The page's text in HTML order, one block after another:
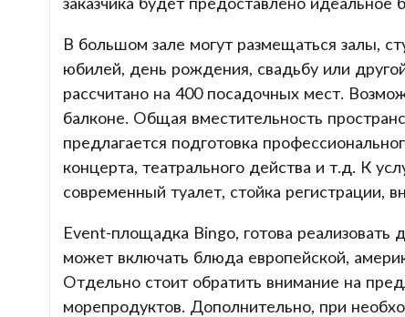
В большом зале могут размещаться залы,
юбилей, день рождения, свадьбу или
рассчитано на 400 посадочных мест.
балконе. Общая вместительность
предлагается подготовка
концерта, театрального действа и т.д. К
современный туалет, стойка регистрации,
Event-площадка Bingo, готова
может включать блюда европейской,
Отдельно стоит обратить внимание на
морепродуктов. Дополнительно, при